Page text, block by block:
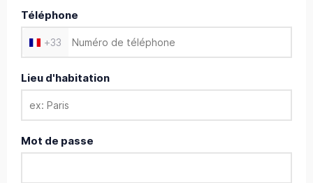
Téléphone
+33
Lieu d'habitation
Mot de passe